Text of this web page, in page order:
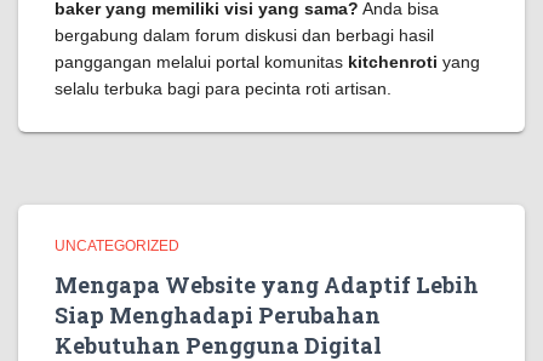
baker yang memiliki visi yang sama? Anda bisa
bergabung dalam forum diskusi dan berbagi hasil
panggangan melalui portal komunitas kitchenroti yang
selalu terbuka bagi para pecinta roti artisan.
UNCATEGORIZED
Mengapa Website yang Adaptif Lebih
Siap Menghadapi Perubahan
Kebutuhan Pengguna Digital